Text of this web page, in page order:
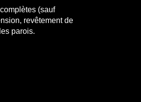
(sauf
revêtement de
parois.